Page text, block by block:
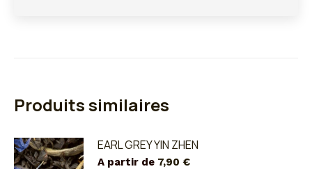
Produits similaires
EARL GREY YIN ZHEN
A partir de 7,90 €